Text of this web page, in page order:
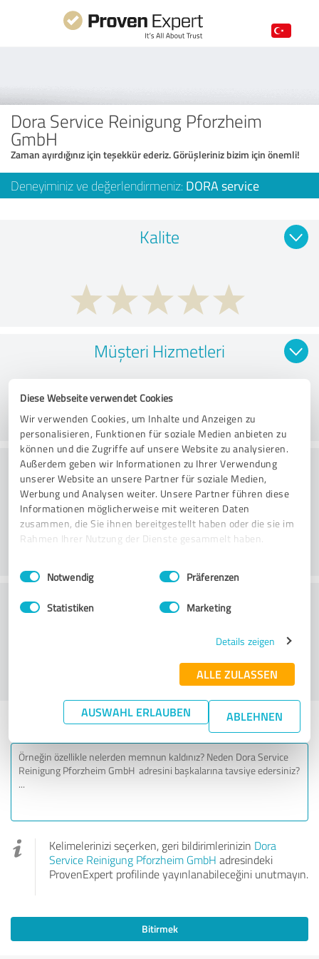
Diese Webseite verwendet Cookies
Wir verwenden Cookies, um Inhalte und Anzeigen zu
personalisieren, Funktionen für soziale Medien anbieten zu
können und die Zugriffe auf unsere Website zu analysieren.
Außerdem geben wir Informationen zu Ihrer Verwendung
unserer Website an unsere Partner für soziale Medien,
Werbung und Analysen weiter. Unsere Partner führen diese
Informationen möglicherweise mit weiteren Daten
zusammen, die Sie ihnen bereitgestellt haben oder die sie im
Rahmen Ihrer Nutzung der Dienste gesammelt haben.
Impressum Datenschutzbestimmungen
Einwilligungsauswahl
Notwendig Präferenzen
Statistiken Marketing
Details zeigen
ALLE ZULASSEN
AUSWAHL ERLAUBEN ABLEHNEN
Dora Service Reinigung Pforzheim
GmbH
Zaman ayırdığınız için teşekkür ederiz. Görüşleriniz bizim için önemli!
Deneyiminiz ve değerlendirmeniz: DORA service
Kalite
Müşteri Hizmetleri
Fiyat-performans oranı hakkında ne
düşünüyorsunuz?
Dora Service Reinigung Pforzheim GmbH
6 7 8 9 10
Son derece olası
Kişisel deneyiminiz
Kelimelerinizi seçerken, geri bildirimlerinizin Dora
Service Reinigung Pforzheim GmbH adresindeki
ProvenExpert profilinde yayınlanabileceğini unutmayın.
Bitirmek